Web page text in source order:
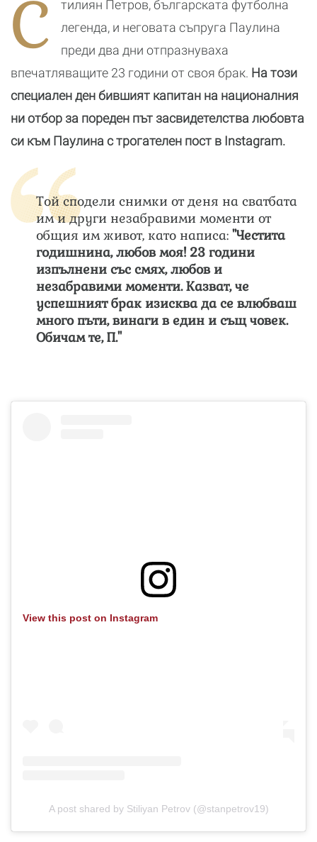
случвало
и малкия им
син
С
тилиян Петров, българската футболна
легенда, и неговата съпруга Паулина
преди два дни отпразнуваха
впечатляващите 23 години от своя брак. На този
специален ден бившият капитан на националния
ни отбор за пореден път засвидетелства любовта
си към Паулина с трогателен пост в Instagram.
Той сподели снимки от деня на сватбата
им и други незабравими моменти от
общия им живот, като написа: "Честита
годишнина, любов моя! 23 години
изпълнени със смях, любов и
незабравими моменти. Казват, че
успешният брак изисква да се влюбваш
много пъти, винаги в един и същ човек.
Обичам те, П."
View this post on Instagram
A post shared by Stiliyan Petrov (@stanpetrov19)